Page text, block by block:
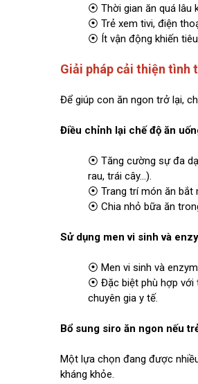
⦿ Thời gian ăn quá lâu
⦿ Trẻ xem tivi, điện
⦿ Ít vận động khiến
Giải pháp cải thiện tình
Để giúp con ăn ngon trở lại,
Điều chỉnh lại chế độ ăn
⦿ Tăng cường sự đa
rau, trái cây...).
⦿ Trang trí món ăn bắt
⦿ Chia nhỏ bữa ăn
Sử dụng men vi sinh và
⦿ Men vi sinh và
⦿ Đặc biệt phù hợp với
chuyên gia y tế.
Bổ sung siro ăn ngon nếu
Một lựa chọn đang được
kháng khỏe.